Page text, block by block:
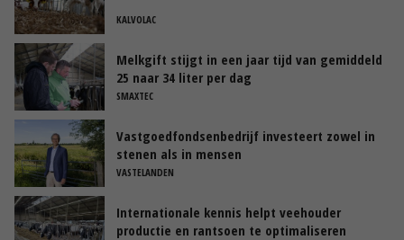
KALVOLAC
Melkgift stijgt in een jaar tijd van gemiddeld
25 naar 34 liter per dag
SMAXTEC
Vastgoedfondsenbedrijf investeert zowel in
stenen als in mensen
VASTELANDEN
Internationale kennis helpt veehouder
productie en rantsoen te optimaliseren